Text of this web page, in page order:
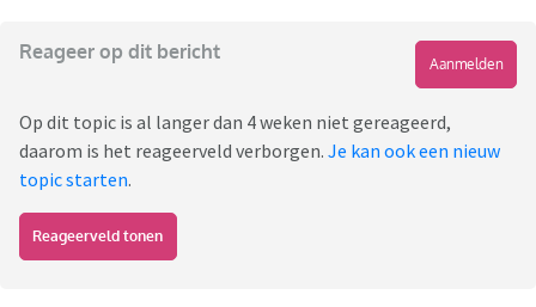
Reageer op dit bericht
Aanmelden
Op dit topic is al langer dan 4 weken niet gereageerd,
daarom is het reageerveld verborgen. Je kan ook een nieuw
topic starten.
Reageerveld tonen